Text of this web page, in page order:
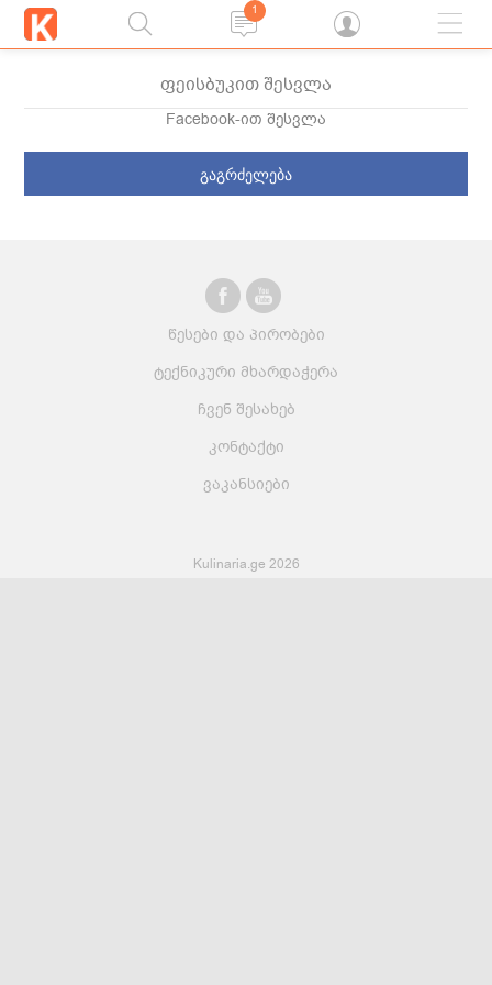
1
ფეისბუკით შესვლა
Facebook-ით შესვლა
გაგრძელება
ჩვენ შესახებ
კონტაქტი
ვაკანსიები
წესები და პირობები
ტექნიკური მხარდაჭერა
Kulinaria.ge 2026